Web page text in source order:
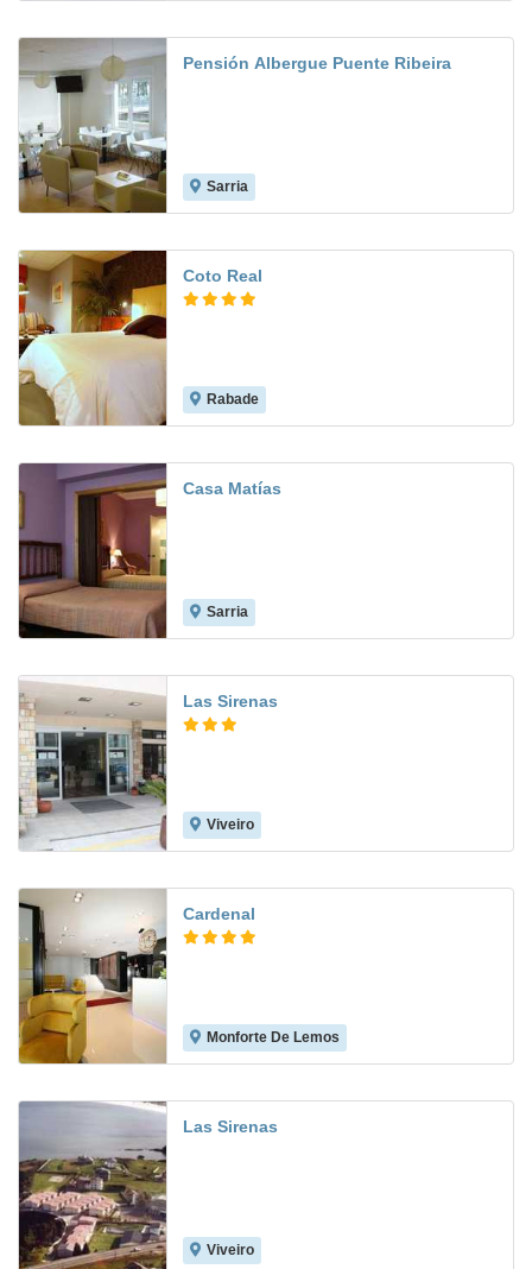
Pensión Albergue Puente Ribeira
Sarria
Coto Real
Rabade
Casa Matías
Sarria
Las Sirenas
Viveiro
Cardenal
Monforte De Lemos
Las Sirenas
Viveiro